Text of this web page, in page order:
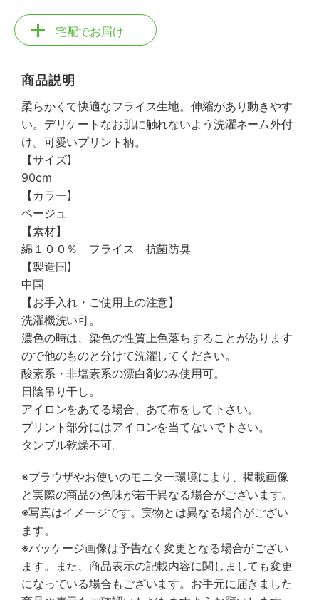
宅配でお届け
商品説明
柔らかくて快適なフライス生地。伸縮があり動きやす
い。デリケートなお肌に触れないよう洗濯ネーム外付
け。可愛いプリント柄。
【サイズ】
90cm
【カラー】
ベージュ
【素材】
綿１００％ フライス 抗菌防臭
【製造国】
中国
【お手入れ・ご使用上の注意】
洗濯機洗い可。
濃色の時は、染色の性質上色落ちすることがあります
ので他のものと分けて洗濯してください。
酸素系・非塩素系の漂白剤のみ使用可。
日陰吊り干し。
アイロンをあてる場合、あて布をして下さい。
プリント部分にはアイロンを当てないで下さい。
タンブル乾燥不可。
※ブラウザやお使いのモニター環境により、掲載画像
と実際の商品の色味が若干異なる場合がございます。
※写真はイメージです。実物とは異なる場合がござい
ます。
※パッケージ画像は予告なく変更となる場合がござい
ます。また、商品表示の記載内容に関しましても変更
になっている場合もございます。お手元に届きました